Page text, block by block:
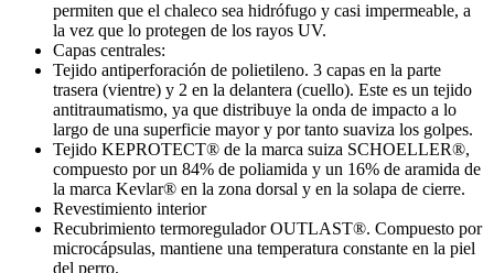
permiten que el chaleco sea hidrófugo y casi impermeable, a
la vez que lo protegen de los rayos UV.
Capas centrales:
Tejido antiperforación de polietileno. 3 capas en la parte
trasera (vientre) y 2 en la delantera (cuello). Este es un tejido
antitraumatismo, ya que distribuye la onda de impacto a lo
largo de una superficie mayor y por tanto suaviza los golpes.
Tejido KEPROTECT® de la marca suiza SCHOELLER®,
compuesto por un 84% de poliamida y un 16% de aramida de
la marca Kevlar® en la zona dorsal y en la solapa de cierre.
Revestimiento interior
Recubrimiento termoregulador OUTLAST®. Compuesto por
microcápsulas, mantiene una temperatura constante en la piel
del perro.